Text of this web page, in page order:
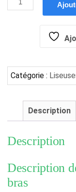
Catégorie :
Description
Description
Description
bras